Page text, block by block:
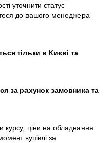
уточнити статус
до вашого менеджера
тільки в Києві та
за рахунок замовника та
курсу, ціни на обладнання
купівлі за